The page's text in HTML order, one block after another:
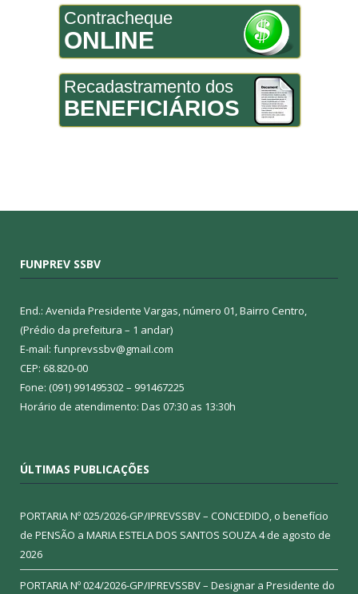
Contracheque
ONLINE
Recadastramento dos
BENEFICIÁRIOS
FUNPREV SSBV
End.: Avenida Presidente Vargas, número 01, Bairro Centro,
(Prédio da prefeitura – 1 andar)
E-mail: funprevssbv@gmail.com
CEP: 68.820-00
Fone: (091) 991495302 – 991467225
Horário de atendimento: Das 07:30 as 13:30h
ÚLTIMAS PUBLICAÇÕES
PORTARIA Nº 025/2026-GP/IPREVSSBV – CONCEDIDO, o benefício
de PENSÃO a MARIA ESTELA DOS SANTOS SOUZA4 de agosto de
2026
PORTARIA Nº 024/2026-GP/IPREVSSBV – Designar a Presidente do